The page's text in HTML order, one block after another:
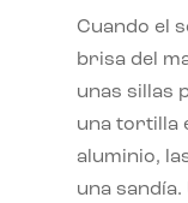
Cuando el
brisa del
unas sillas
una tortilla
aluminio,
una sandía.